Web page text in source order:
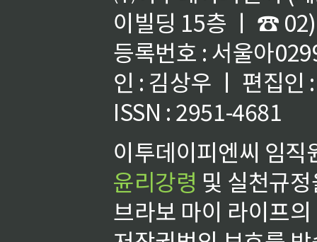
이빌딩 15층 ㅣ ☎
등록번호 : 서울아
인 : 김상우 ㅣ 편집인
ISSN : 2951-4681
이투데이피엔씨 임
윤리강령 및 실천규
브라보 마이 라이프